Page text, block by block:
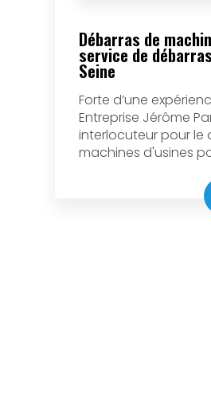
Débarras de
service de
Seine
Forte d’une
Entreprise Jérôme
interlocuteur pour le
machines d'usines